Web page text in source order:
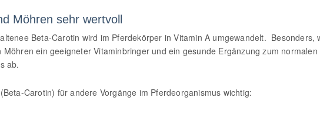
Möhren sehr wertvoll
Beta-Carotin wird im Pferdekörper in Vitamin A umgewandelt.
Möhren ein geeigneter Vitaminbringer und ein gesunde Ergänzung zum
ab.
Carotin) für andere Vorgänge im Pferdeorganismus wichtig: